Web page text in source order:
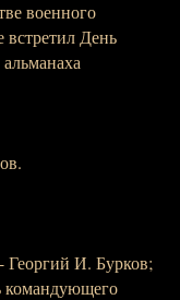
военного
встретил День
Георгий И. Бурков;
командующего